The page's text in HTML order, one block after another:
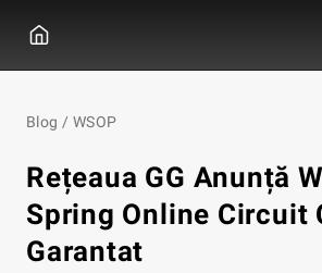
Blog / WSOP
Rețeaua GG Anunță
Spring Online Circuit
Garantat